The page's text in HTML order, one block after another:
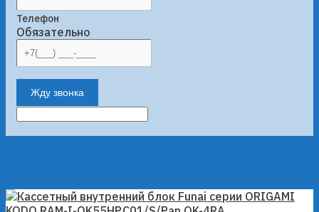
Телефон
Обязательно
Жду звонка